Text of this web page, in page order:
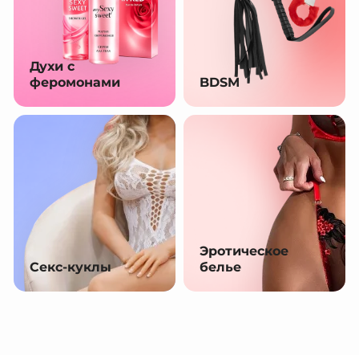
Духи с
феромонами
BDSM
Секс-куклы
Эротическое
белье